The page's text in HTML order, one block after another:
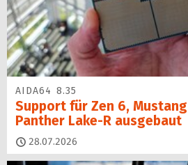
AIDA64 8.35
Support für Zen 6, Mustang
Panther Lake-R ausgebaut
28.07.2026